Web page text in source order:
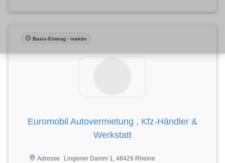
Basis-Eintrag · inaktiv
Euromobil Autovermietung , Kfz-Händler &
Werkstatt
Adresse
Lingener Damm 1, 48429 Rheine